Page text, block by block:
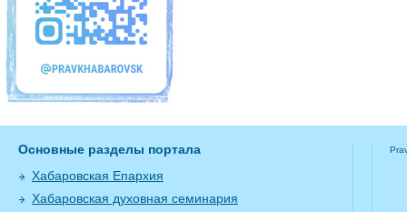
Основные разделы портала
Хабаровская Епархия
Хабаровская духовная семинария